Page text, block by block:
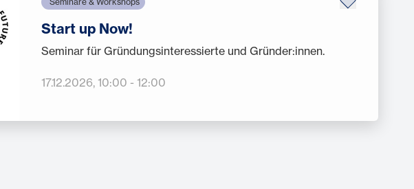
Start up Now!
Seminar für Gründungsinteressierte und Gründer:innen.
17.12.2026, 10:00 - 12:00